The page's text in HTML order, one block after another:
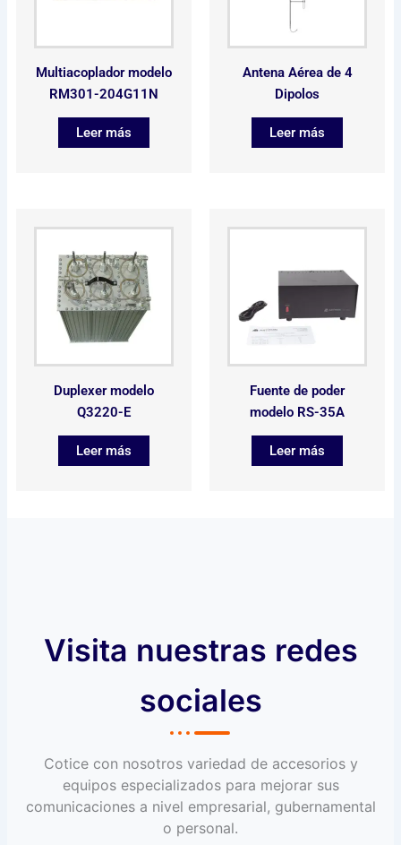
Multiacoplador modelo
RM301-204G11N
Leer más
Antena Aérea de 4
Dipolos
Leer más
Duplexer modelo
Q3220-E
Leer más
Fuente de poder
modelo RS-35A
Leer más
Visita nuestras redes
sociales
Cotice con nosotros variedad de accesorios y
equipos especializados para mejorar sus
comunicaciones a nivel empresarial, gubernamental
o personal.